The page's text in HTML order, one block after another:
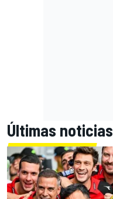
Últimas noticias